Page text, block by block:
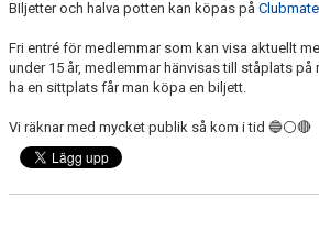
VÅRA LAG/TRÄNARE - KONTAKTUPPGIFTER
ORGANISATION
BIljetter och halva potten kan köpas på Clubmate
Fri entré för medlemmar som kan visa aktuellt
under 15 år, medlemmar hänvisas till ståplats på
ha en sittplats får man köpa en biljett.
Vi räknar med mycket publik så kom i tid 🔵⚪🔴